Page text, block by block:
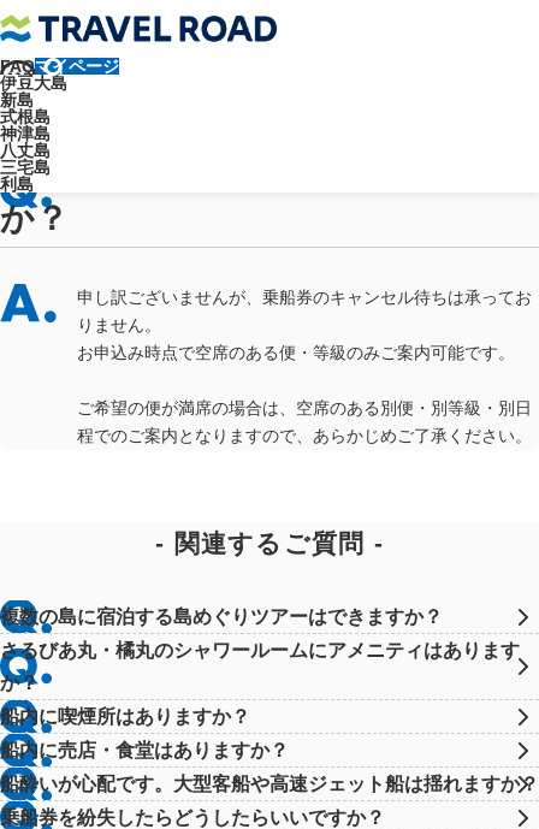
FAQマイページ
伊豆大島
新島
式根島
神津島
八丈島
三宅島
利島
トラベルロード
お船について
船のキャンセル待ちはできます
か？
申し訳ございませんが、乗船券のキャンセル待ちは承ってお
りません。
お申込み時点で空席のある便・等級のみご案内可能です。
ご希望の便が満席の場合は、空席のある別便・別等級・別日
程でのご案内となりますので、あらかじめご了承ください。
関連するご質問
複数の島に宿泊する島めぐりツアーはできますか？
さるびあ丸・橘丸のシャワールームにアメニティはあります
か？
船内に喫煙所はありますか？
船内に売店・食堂はありますか？
船酔いが心配です。大型客船や高速ジェット船は揺れますか？
乗船券を紛失したらどうしたらいいですか？